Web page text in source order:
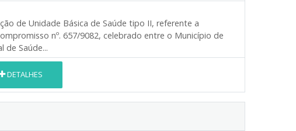
de Unidade Básica de Saúde tipo II, referente a
nº. 657/9082, celebrado entre o Município de
de Saúde...
DETALHES